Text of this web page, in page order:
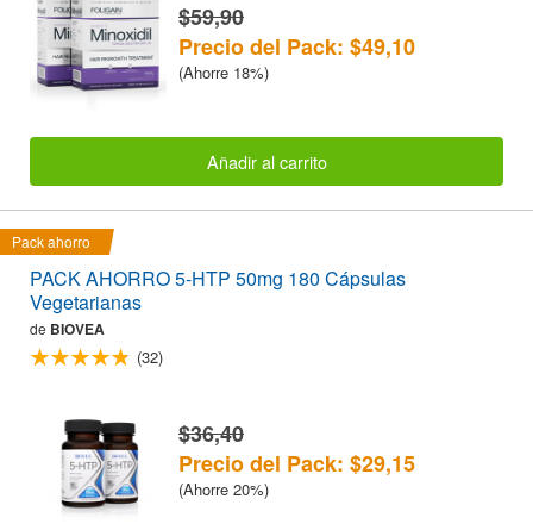
$59,90
Precio del Pack: $49,10
(Ahorre 18%)
Añadir al carrito
Pack ahorro
PACK AHORRO 5-HTP 50mg 180 Cápsulas
Vegetarianas
de BIOVEA
(32)
$36,40
Precio del Pack: $29,15
(Ahorre 20%)